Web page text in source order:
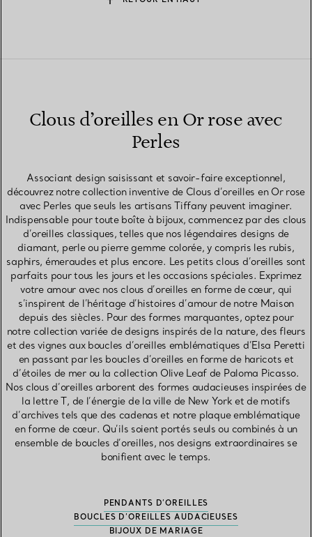
Clous d’oreilles en Or rose avec
Perles
Associant design saisissant et savoir-faire exceptionnel,
découvrez notre collection inventive de Clous d’oreilles en Or rose
avec Perles que seuls les artisans Tiffany peuvent imaginer.
Indispensable pour toute boîte à bijoux, commencez par des clous
d’oreilles classiques, telles que nos légendaires designs de
diamant, perle ou pierre gemme colorée, y compris les rubis,
saphirs, émeraudes et plus encore. Les petits clous d’oreilles sont
parfaits pour tous les jours et les occasions spéciales. Exprimez
votre amour avec nos clous d’oreilles en forme de cœur, qui
s’inspirent de l’héritage d’histoires d’amour de notre Maison
depuis des siècles. Pour des formes marquantes, optez pour
notre collection variée de designs inspirés de la nature, des fleurs
et des vignes aux boucles d’oreilles emblématiques d’Elsa Peretti
en passant par les boucles d’oreilles en forme de haricots et
d’étoiles de mer ou la collection Olive Leaf de Paloma Picasso.
Nos clous d’oreilles arborent des formes audacieuses inspirées de
la lettre T, de l’énergie de la ville de New York et de motifs
d’archives tels que des cadenas et notre plaque emblématique
en forme de cœur. Qu’ils soient portés seuls ou combinés à un
ensemble de boucles d’oreilles, nos designs extraordinaires se
bonifient avec le temps.
PENDANTS D’OREILLES
BOUCLES D’OREILLES AUDACIEUSES
BIJOUX DE MARIAGE